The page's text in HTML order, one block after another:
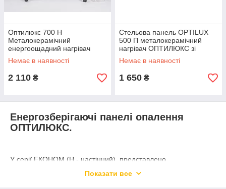
Оптилюкс 700 Н
Металокерамічний
енергоощадний нагрівач
Немає в наявності
2 110 ₴
Стельова панель OPTILUX
500 П металокерамічний
нагрівач ОПТИЛЮКС зі
спецкріпленням до стелі
Немає в наявності
1 650 ₴
Енергозберігаючі панелі опалення
ОПТИЛЮКС.
У серії ЕКОНОМ (Н - настінний) представлено
комплектуються виделкою, терморегулятором і проводом.
Показати все